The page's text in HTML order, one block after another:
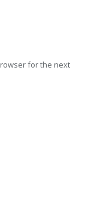
for the next